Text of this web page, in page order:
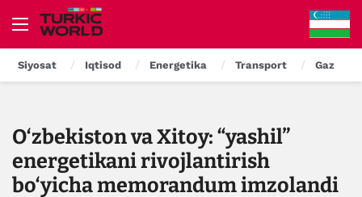
Siyosat Iqtisod Energetika Transport Gaz
O‘zbekiston va Xitoy: “yashil”
energetikani rivojlantirish
bo‘yicha memorandum imzolandi